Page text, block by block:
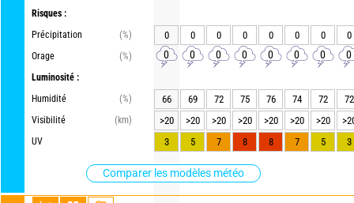
Risques :
Précipitation
(%)
Orage
(%)
Luminosité :
Humidité
(%)
Visibilité
(km)
UV
Comparer les modèles météo
0 0 0 0 0 0 0 0
0 0 0 0 0 0 0 0
66 69 72 75 76 74 72
72
>20
>20 >20 >20 >20 >20 >20
3
5 7 8 8 7 5 3